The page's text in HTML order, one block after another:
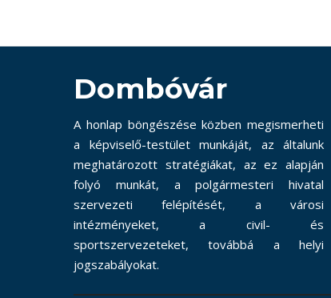
Dombóvár
A honlap böngészése közben megismerheti
a képviselő-testület munkáját, az általunk
meghatározott stratégiákat, az ez alapján
folyó munkát, a polgármesteri hivatal
szervezeti felépítését, a városi
intézményeket, a civil- és
sportszervezeteket, továbbá a helyi
jogszabályokat.